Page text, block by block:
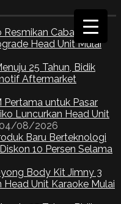
Resmikan Cabang
Head Unit Mulai
25 Tahun, Bidik
Aftermarket
Pertama untuk Pasar
Luncurkan Head Unit
04/08/2026
Baru Berteknologi
10 Persen Selama
Body Kit Jimny 3
Head Unit Karaoke Mulai